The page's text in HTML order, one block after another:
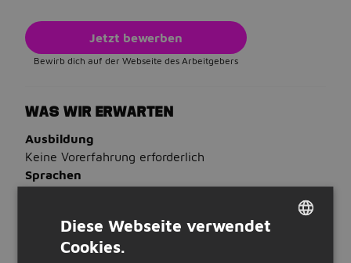
Jetzt bewerben
Bewirb dich auf der Webseite des Arbeitgebers
WAS WIR ERWARTEN
Ausbildung
Keine Vorerfahrung erforderlich
Sprachen
WAS WIR BIETEN
Stunden:
Diese Webseite verwendet
Cookies.